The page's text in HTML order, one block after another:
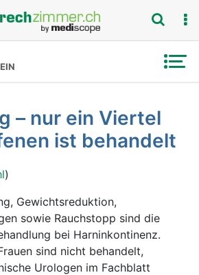
– nur ein Viertel
ist behandelt
)
Gewichtsreduktion,
sowie Rauchstopp sind die
bei Harninkontinenz.
sind nicht behandelt,
Urologen im Fachblatt